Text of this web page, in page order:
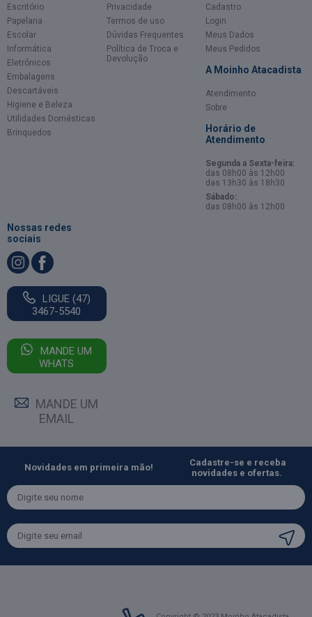
Escritório
Papelaria
Escolar
Informática
Eletrônicos
Embalagens
Descartáveis
Higiene e Beleza
Utilidades Domésticas
Brinquedos
Privacidade
Termos de uso
Dúvidas Frequentes
Política de Troca e
Devolução
Cadastro
Login
Meus Dados
Meus Pedidos
A Moinho Atacadista
Atendimento
Sobre
Horário de
Atendimento
Segunda a Sexta-feira:
das 08h00 às 12h00
das 13h30 às 18h30
Sábado:
das 08h00 às 12h00
Nossas redes
sociais
LIGUE (47)
3467-5540
MANDE UM
WHATS
MANDE UM
EMAIL
Novidades em primeira mão!
Cadastre-se e receba
novidades e ofertas.